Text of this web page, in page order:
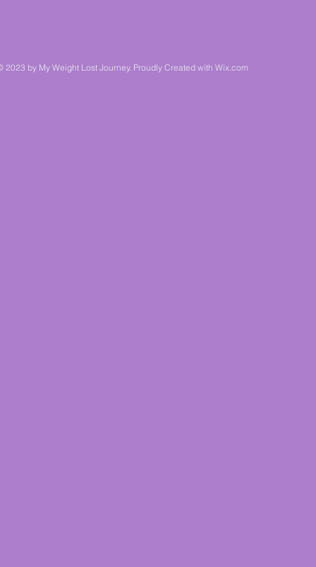
2023 by My Weight Lost Journey. Proudly Created with Wix.com